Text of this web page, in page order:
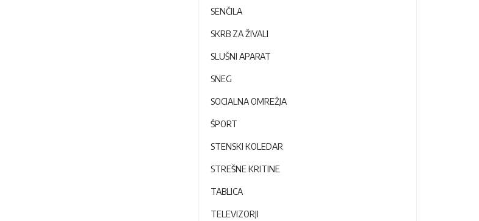
SENČILA
SKRB ZA ŽIVALI
SLUŠNI APARAT
SNEG
SOCIALNA OMREŽJA
ŠPORT
STENSKI KOLEDAR
STREŠNE KRITINE
TABLICA
TELEVIZORJI